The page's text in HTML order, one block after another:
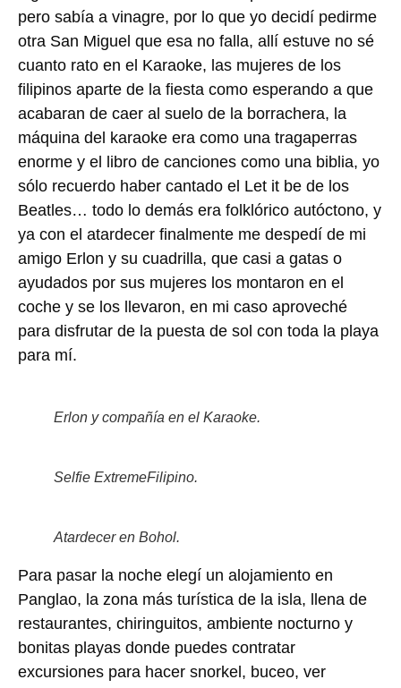
pero sabía a vinagre, por lo que yo decidí pedirme
otra San Miguel que esa no falla, allí estuve no sé
cuanto rato en el Karaoke, las mujeres de los
filipinos aparte de la fiesta como esperando a que
acabaran de caer al suelo de la borrachera, la
máquina del karaoke era como una tragaperras
enorme y el libro de canciones como una biblia, yo
sólo recuerdo haber cantado el Let it be de los
Beatles… todo lo demás era folklórico autóctono, y
ya con el atardecer finalmente me despedí de mi
amigo Erlon y su cuadrilla, que casi a gatas o
ayudados por sus mujeres los montaron en el
coche y se los llevaron, en mi caso aproveché
para disfrutar de la puesta de sol con toda la playa
para mí.
Erlon y compañía en el Karaoke.
Selfie ExtremeFilipino.
Atardecer en Bohol.
Para pasar la noche elegí un alojamiento en
Panglao, la zona más turística de la isla, llena de
restaurantes, chiringuitos, ambiente nocturno y
bonitas playas donde puedes contratar
excursiones para hacer snorkel, buceo, ver